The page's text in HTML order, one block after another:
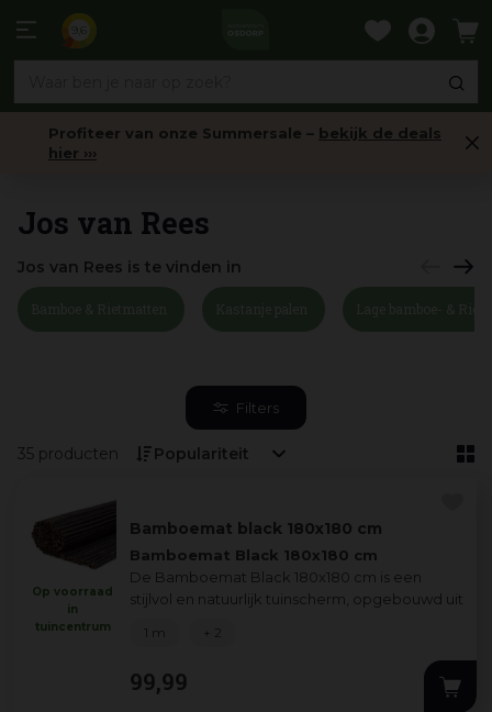
naar
Profiteer van onze Summersale – bekijk de deals
hier ›››
Jos van Rees
Jos van Rees is te vinden in
Filters
35 producten
Bamboemat black 180x180 cm
Bamboemat Black 180x180 cm
De Bamboemat Black 180x180 cm is een
stijlvol en natuurlijk tuinscherm, opgebouwd uit
Op voorraad
in
tuincentrum
99,99
1 m + 2